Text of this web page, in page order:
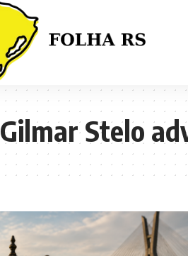
Gilmar Stelo